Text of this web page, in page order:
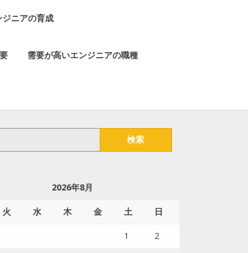
ニアの育成
需要が高いエンジニアの職種
2026年8月
火 水 木 金 土 日
1 2